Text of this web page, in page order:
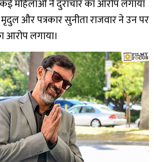
महिलाओं ने दुराचार का आरोप लगाया
मृदुल और पत्रकार सुनीता राजवार ने उन पर
आरोप लगाया।